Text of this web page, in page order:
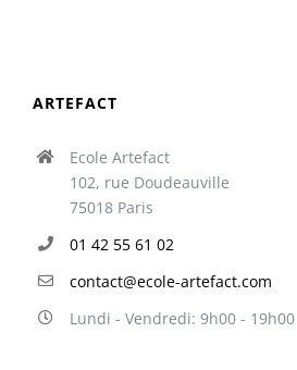
ARTEFACT
Ecole Artefact
102, rue Doudeauville
75018 Paris
01 42 55 61 02
contact@ecole-artefact.com
Lundi - Vendredi: 9h00 - 19h00